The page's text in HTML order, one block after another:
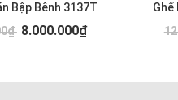
Bập Bênh 3137T
8.000.000₫
Ghế